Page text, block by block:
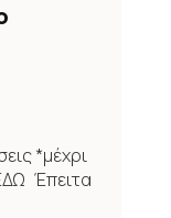
*μέχρι
Έπειτα